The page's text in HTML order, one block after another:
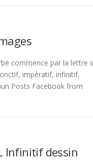
commence par la lettre
impératif, infinitif,
Posts Facebook from
Infinitif dessin